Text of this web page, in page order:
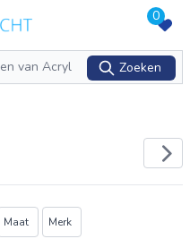
0
Zoeken
Maat Merk